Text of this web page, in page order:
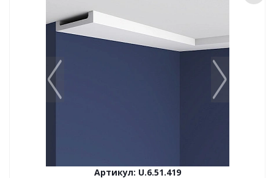
Артикул: U.6.51.419